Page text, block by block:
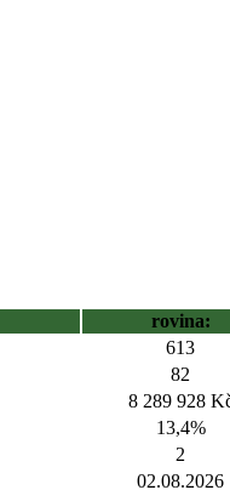
rovina:
613
82
8 289 928
13,4%
2
02.08.2026